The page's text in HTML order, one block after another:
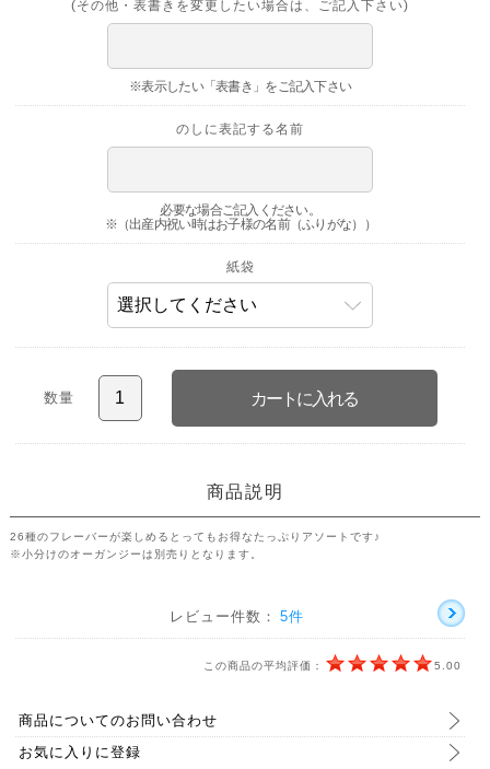
(その他・表書きを変更したい場合は、ご記入下さい)
※表示したい「表書き」をご記入下さい
のしに表記する名前
必要な場合ご記入ください。
※（出産内祝い時はお子様の名前（ふりがな））
紙袋
数量
商品説明
26種のフレーバーが楽しめるとってもお得なたっぷりアソートです♪
※小分けのオーガンジーは別売りとなります。
レビュー件数： 5件
この商品の平均評価： 5.00
商品についてのお問い合わせ
お気に入りに登録